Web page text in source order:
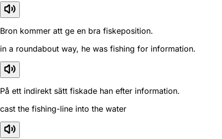
Bron kommer att ge en bra fiskeposition.
in a roundabout way, he was fishing for information.
På ett indirekt sätt fiskade han efter information.
cast the fishing-line into the water